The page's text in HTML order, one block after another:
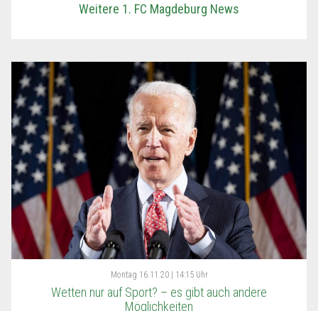
Weitere 1. FC Magdeburg News
Montag 16.11.20 | 14:15 Uhr
Wetten nur auf Sport? – es gibt auch andere
Möglichkeiten